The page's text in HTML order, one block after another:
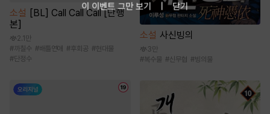
소설 [BL] Call Call Call [단행
본]
2.1만
#까칠수 #배틀연애 #후회공 #현대물
#단정수
소설 사신빙의
3만
#복수물 #신무협 #빙의물
이 이벤트 그만 보기 닫기